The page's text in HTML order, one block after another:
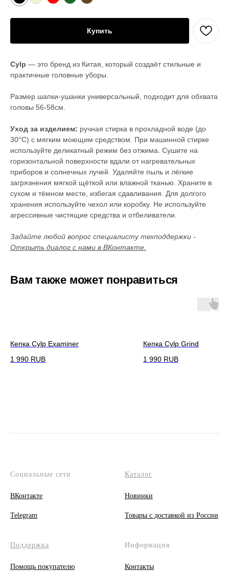
Купить
Cylp — это бренд из Китая, который создаёт стильные и
практичные головные уборы.
Размер шапки-ушанки универсальный, подходит для обхвата
головы 56-58см.
Уход за изделием: ручная стирка в прохладной воде (до
30°С) с мягким моющим средством. При машинной стирке
используйте деликатный режим без отжима. Сушите на
горизонтальной поверхности вдали от нагревательных
приборов и солнечных лучей. Удаляйте пыль и лёгкие
загрязнения мягкой щёткой или влажной тканью. Храните в
сухом и тёмном месте, избегая сдавливания. Для долгого
хранения используйте чехол или коробку. Не используйте
агрессивные чистящие средства и отбеливатели.
Задайте любой вопрос специалисту техподдержки -
Открыть диалог с нами в ВКонтакте.
Вам также может понравиться
Кепка Cylp Examiner
1 990 RUB
Кепка Cylp Grind
1 990 RUB
Социальные сети
ВКонтакте
Telegram
Каталог
Новинки
Товары с доставкой из России
Поддержка
Помощь покупателю
Информация
Контакты